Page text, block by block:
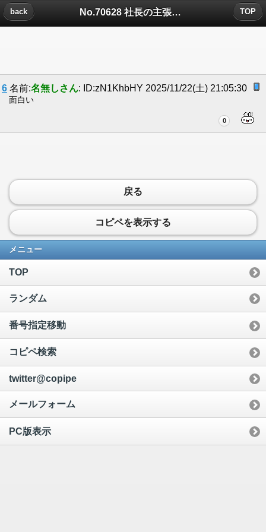
No.70628 社長の主張についたコメント
back TOP
6 名前:名無しさん: ID:zN1KhbHY 2025/11/22(土) 21:05:30
面白い
0
戻る
コピペを表示する
メニュー
TOP
ランダム
番号指定移動
コピペ検索
twitter@copipe
メールフォーム
PC版表示